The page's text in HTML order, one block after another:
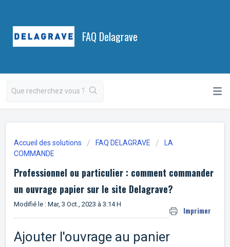
FAQ Delagrave
Accueil des solutions FAQ DELAGRAVE
LA
COMMANDE
Professionnel ou particulier : comment commander
un ouvrage papier sur le site Delagrave?
Imprimer
Modifié le : Mar, 3 Oct., 2023 à 3:14 H
Ajouter l'ouvrage au panier